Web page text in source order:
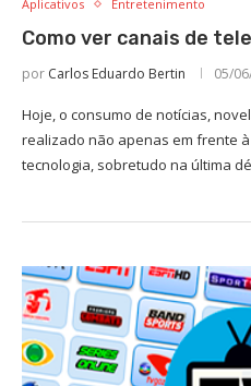
Aplicativos Entretenimento
Como ver canais de
por Carlos Eduardo Bertin 05/
Hoje, o consumo de notícias,
realizado não apenas em frente
tecnologia, sobretudo na última